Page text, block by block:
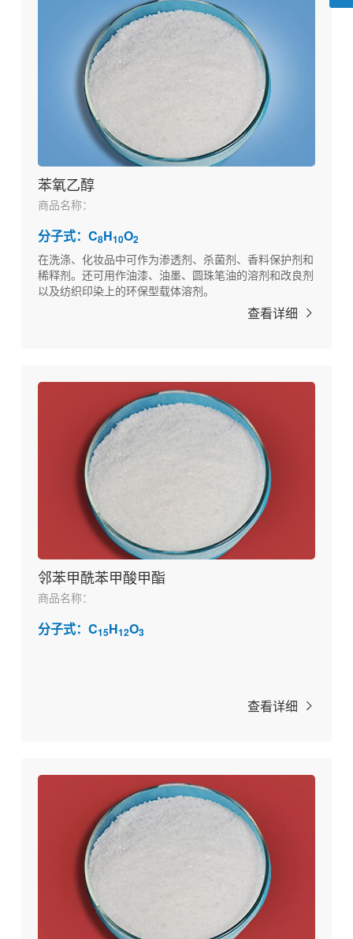
苯氧乙醇
商品名称：
分子式：C8H10O2
在洗涤、化妆品中可作为渗透剂、杀菌剂、香料保护剂和
稀释剂。还可用作油漆、油墨、圆珠笔油的溶剂和改良剂
以及纺织印染上的环保型载体溶剂。
查看详细
邻苯甲酰苯甲酸甲酯
商品名称：
分子式：C15H12O3
查看详细